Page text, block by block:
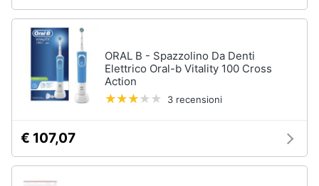
ORAL B - Spazzolino Da Denti
Elettrico Oral-b Vitality 100 Cross
Action
3 recensioni
€ 107,07